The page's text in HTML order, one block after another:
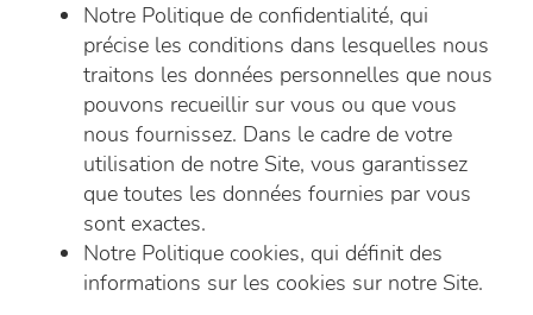
Notre Politique de confidentialité, qui
précise les conditions dans lesquelles nous
traitons les données personnelles que nous
pouvons recueillir sur vous ou que vous
nous fournissez. Dans le cadre de votre
utilisation de notre Site, vous garantissez
que toutes les données fournies par vous
sont exactes.
Notre Politique cookies, qui définit des
informations sur les cookies sur notre Site.